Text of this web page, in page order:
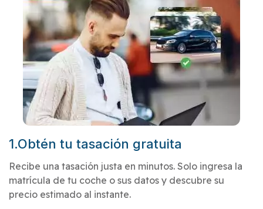
1.Obtén tu tasación gratuita
Recibe una tasación justa en minutos. Solo ingresa la
matrícula de tu coche o sus datos y descubre su
precio estimado al instante.